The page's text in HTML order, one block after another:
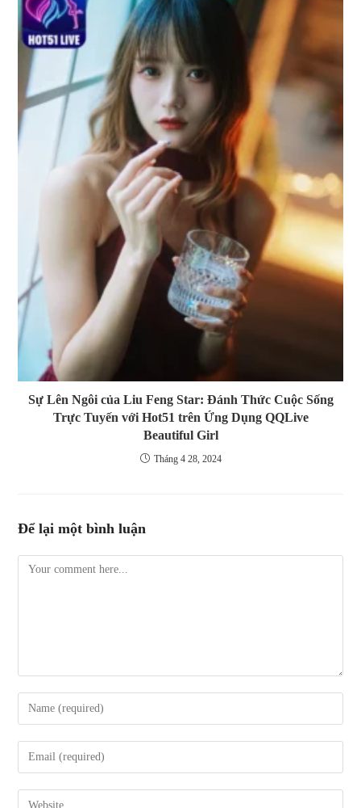
Sự Lên Ngôi của Liu Feng Star: Đánh Thức Cuộc Sống
Trực Tuyến với Hot51 trên Ứng Dụng QQLive
Beautiful Girl
Tháng 4 28, 2024
Để lại một bình luận
Comment
Enter
your
name
Enter
your
email
Enter